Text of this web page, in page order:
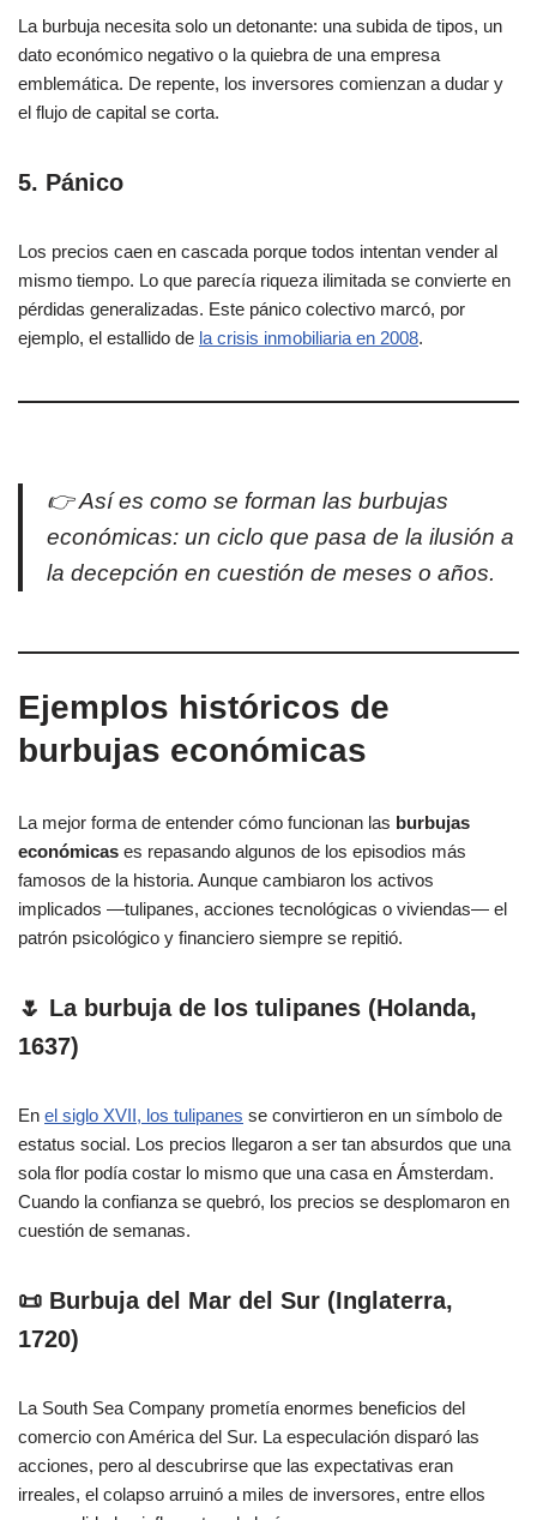
La burbuja necesita solo un detonante: una subida de tipos, un
dato económico negativo o la quiebra de una empresa
emblemática. De repente, los inversores comienzan a dudar y
el flujo de capital se corta.
5. Pánico
Los precios caen en cascada porque todos intentan vender al
mismo tiempo. Lo que parecía riqueza ilimitada se convierte en
pérdidas generalizadas. Este pánico colectivo marcó, por
ejemplo, el estallido de la crisis inmobiliaria en 2008.
👉 Así es como se forman las burbujas
económicas: un ciclo que pasa de la ilusión a
la decepción en cuestión de meses o años.
Ejemplos históricos de
burbujas económicas
La mejor forma de entender cómo funcionan las burbujas
económicas es repasando algunos de los episodios más
famosos de la historia. Aunque cambiaron los activos
implicados —tulipanes, acciones tecnológicas o viviendas— el
patrón psicológico y financiero siempre se repitió.
🌷 La burbuja de los tulipanes (Holanda,
1637)
En el siglo XVII, los tulipanes se convirtieron en un símbolo de
estatus social. Los precios llegaron a ser tan absurdos que una
sola flor podía costar lo mismo que una casa en Ámsterdam.
Cuando la confianza se quebró, los precios se desplomaron en
cuestión de semanas.
📜 Burbuja del Mar del Sur (Inglaterra,
1720)
La South Sea Company prometía enormes beneficios del
comercio con América del Sur. La especulación disparó las
acciones, pero al descubrirse que las expectativas eran
irreales, el colapso arruinó a miles de inversores, entre ellos